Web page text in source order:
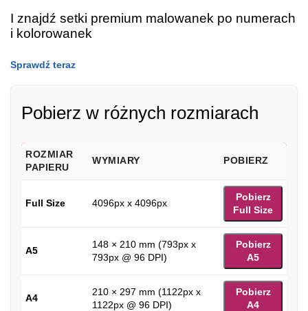
I znajdź setki premium malowanek po numerach
i kolorowanek
Sprawdź teraz
Pobierz w różnych rozmiarach
ROZMIAR
PAPIERU
WYMIARY POBIERZ
Full Size 4096px x 4096px
Pobierz
Full Size
A5
148 × 210 mm (793px x
793px @ 96 DPI)
Pobierz
A5
A4
210 × 297 mm (1122px x
1122px @ 96 DPI)
Pobierz
A4